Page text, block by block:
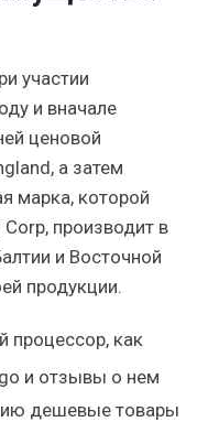
участии
и вначале
ценовой
а затем
марка, которой
производит в
и Восточной
продукции.
дешевые товары